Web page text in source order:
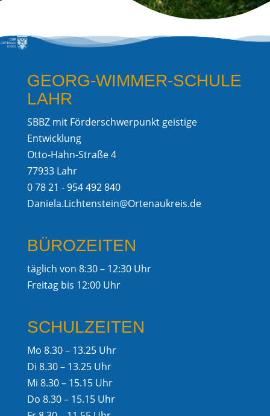
GEORG-WIMMER-SCHULE
LAHR
SBBZ mit Förderschwerpunkt geistige
Entwicklung
Otto-Hahn-Straße 4
77933 Lahr
0 78 21 - 954 492 840
Daniela.Lichtenstein@Ortenaukreis.de
BÜROZEITEN
täglich von 8:30 – 12:30 Uhr
Freitag bis 12:00 Uhr
SCHULZEITEN
Mo 8.30 – 13.25 Uhr
Di 8.30 – 13.25 Uhr
Mi 8.30 – 15.15 Uhr
Do 8.30 – 15.15 Uhr